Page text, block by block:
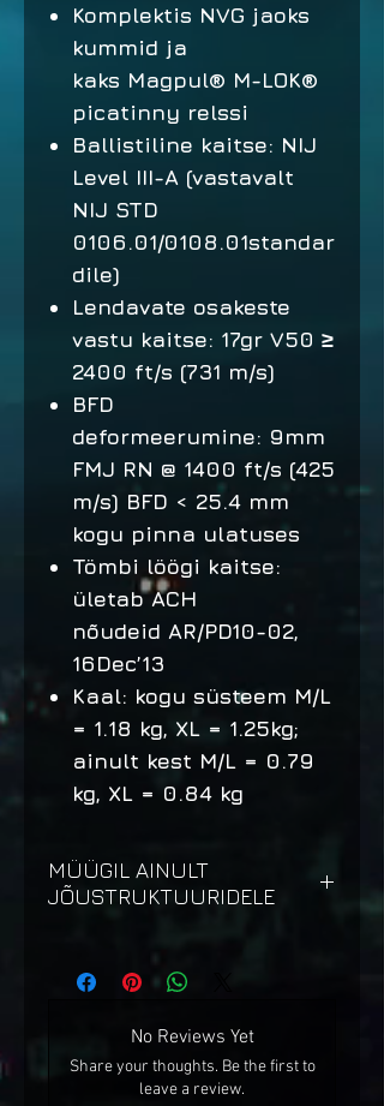
Komplektis NVG jaoks
kummid ja
kaks Magpul® M-LOK®
picatinny relssi
Ballistiline kaitse: NIJ
Level III-A (vastavalt
NIJ STD
0106.01/0108.01standar
dile)
Lendavate osakeste
vastu kaitse: 17gr V50 ≥
2400 ft/s (731 m/s)
BFD
deformeerumine: 9mm
FMJ RN @ 1400 ft/s (425
m/s) BFD < 25.4 mm
kogu pinna ulatuses
Tömbi löögi kaitse:
ületab ACH
nõudeid AR/PD10-02,
16Dec’13
Kaal: kogu süsteem M/L
= 1.18 kg, XL = 1.25kg;
ainult kest M/L = 0.79
kg, XL = 0.84 kg
MÜÜGIL AINULT
JÕUSTRUKTUURIDELE
osta vaid jõustruktuurid
liikmed/töötajad.
Kuuluvuse tõendamine on
No Reviews Yet
Share your thoughts. Be the first to
leave a review.